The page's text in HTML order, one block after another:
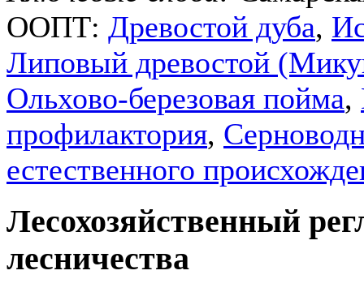
ООПТ: Древостой дуба,
Липовый древостой
Ольхово-березовая пойма,
профилактория,
естественного
Лесохозяйственный
лесничества